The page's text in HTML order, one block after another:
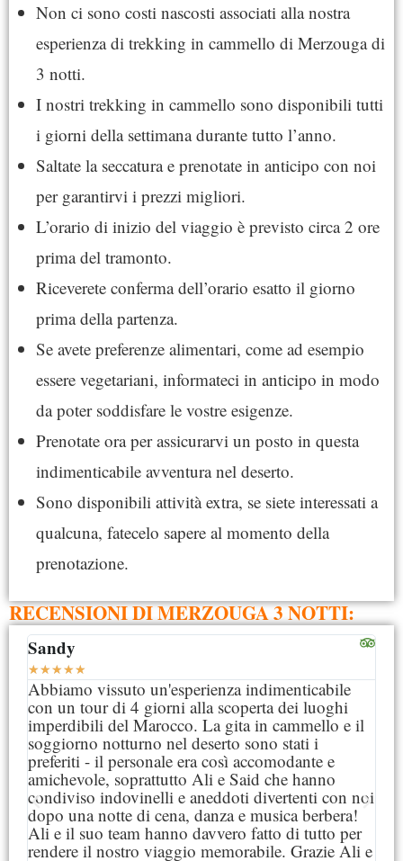
Non ci sono costi nascosti associati alla nostra
esperienza di trekking in cammello di Merzouga di
3 notti.
I nostri trekking in cammello sono disponibili tutti
i giorni della settimana durante tutto l’anno.
Saltate la seccatura e prenotate in anticipo con noi
per garantirvi i prezzi migliori.
L’orario di inizio del viaggio è previsto circa 2 ore
prima del tramonto.
Riceverete conferma dell’orario esatto il giorno
prima della partenza.
Se avete preferenze alimentari, come ad esempio
essere vegetariani, informateci in anticipo in modo
da poter soddisfare le vostre esigenze.
Prenotate ora per assicurarvi un posto in questa
indimenticabile avventura nel deserto.
Sono disponibili attività extra, se siete interessati a
qualcuna, fatecelo sapere al momento della
prenotazione.
RECENSIONI DI MERZOUGA 3 NOTTI:
Sandy
★★★★★
Abbiamo vissuto un'esperienza indimenticabile
con un tour di 4 giorni alla scoperta dei luoghi
imperdibili del Marocco. La gita in cammello e il
soggiorno notturno nel deserto sono stati i
preferiti - il personale era così accomodante e
amichevole, soprattutto Ali e Said che hanno
condiviso indovinelli e aneddoti divertenti con noi
dopo una notte di cena, danza e musica berbera!
Ali e il suo team hanno davvero fatto di tutto per
rendere il nostro viaggio memorabile. Grazie Ali e